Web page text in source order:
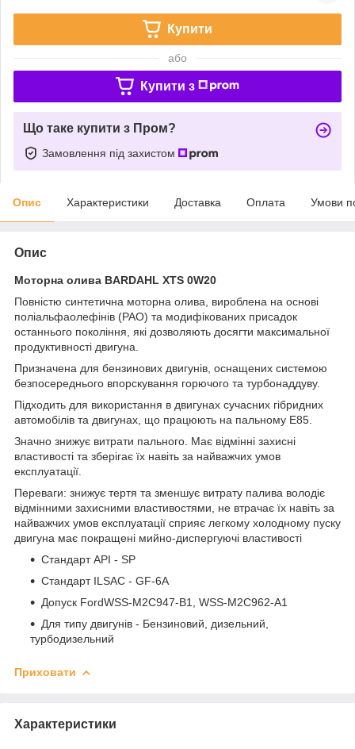
Купити
або
Купити з
Що таке купити з Пром?
Замовлення під захистом
Опис Характеристики Доставка Оплата Умови
Опис
Моторна олива BARDAHL XTS 0W20
Повністю синтетична моторна олива, вироблена на основі
поліальфаолефінів (PAO) та модифікованих присадок
останнього покоління, які дозволяють досягти максимальної
продуктивності двигуна.
Призначена для бензинових двигунів, оснащених системою
безпосереднього впорскування горючого та турбонаддуву.
Підходить для використання в двигунах сучасних гібридних
автомобілів та двигунах, що працюють на пальному E85.
Значно знижує витрати пального. Має відмінні захисні
властивості та зберігає їх навіть за найважчих умов
експлуатації.
Переваги: знижує тертя та зменшує витрату палива володіє
відмінними захисними властивостями, не втрачає їх навіть за
найважчих умов експлуатації сприяє легкому холодному пуску
двигуна має покращені мийно-диспергуючі властивості
Стандарт API - SP
Стандарт ILSAC - GF-6A
Допуск FordWSS-M2C947-B1, WSS-M2C962-A1
Для типу двигунів - Бензиновий, дизельний,
турбодизельний
Приховати
Характеристики